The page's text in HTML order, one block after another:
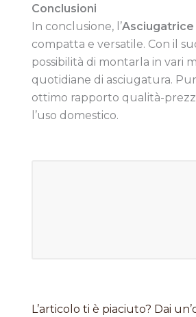
Conclusioni
In conclusione, l’
compatta e versatile. Con il
possibilità di montarla in vari
quotidiane di asciugatura.
ottimo rapporto qualità-
l’uso domestico.
L’articolo ti è piaciuto? Dai